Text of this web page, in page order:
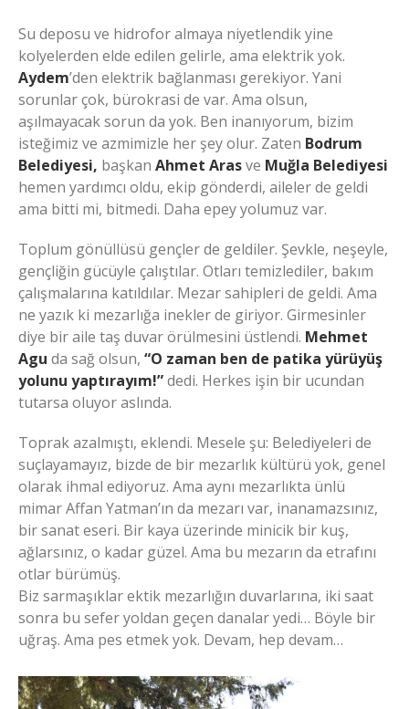
Su deposu ve hidrofor almaya niyetlendik yine
kolyelerden elde edilen gelirle, ama elektrik yok.
Aydem’den elektrik bağlanması gerekiyor. Yani
sorunlar çok, bürokrasi de var. Ama olsun,
aşılmayacak sorun da yok. Ben inanıyorum, bizim
isteğimiz ve azmimizle her şey olur. Zaten Bodrum
Belediyesi, başkan Ahmet Arasve Muğla Belediyesi
hemen yardımcı oldu, ekip gönderdi, aileler de geldi
ama bitti mi, bitmedi. Daha epey yolumuz var.
Toplum gönüllüsü gençler de geldiler. Şevkle, neşeyle,
gençliğin gücüyle çalıştılar. Otları temizlediler, bakım
çalışmalarına katıldılar. Mezar sahipleri de geldi. Ama
ne yazık ki mezarlığa inekler de giriyor. Girmesinler
diye bir aile taş duvar örülmesini üstlendi. Mehmet
Agu da sağ olsun, “O zaman ben de patika yürüyüş
yolunu yaptırayım!”dedi. Herkes işin bir ucundan
tutarsa oluyor aslında.
Toprak azalmıştı, eklendi. Mesele şu: Belediyeleri de
suçlayamayız, bizde de bir mezarlık kültürü yok, genel
olarak ihmal ediyoruz. Ama aynı mezarlıkta ünlü
mimar Affan Yatman’ın da mezarı var, inanamazsınız,
bir sanat eseri. Bir kaya üzerinde minicik bir kuş,
ağlarsınız, o kadar güzel. Ama bu mezarın da etrafını
otlar bürümüş.
Biz sarmaşıklar ektik mezarlığın duvarlarına, iki saat
sonra bu sefer yoldan geçen danalar yedi… Böyle bir
uğraş. Ama pes etmek yok. Devam, hep devam…